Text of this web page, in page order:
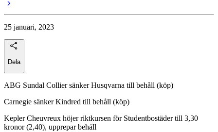
25 januari, 2023
Dela
ABG Sundal Collier sänker Husqvarna till behåll (köp)
Carnegie sänker Kindred till behåll (köp)
Kepler Cheuvreux höjer riktkursen för Studentbostäder till 3,30
kronor (2,40), upprepar behåll